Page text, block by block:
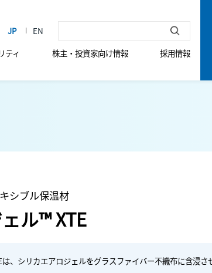
ティ 株主・投資家向け情報 採用情報
シブル保温材
ル™ XTE
は、シリカエアロジェルをグラスファイバー不織布に含浸